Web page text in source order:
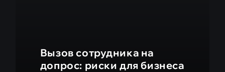
Вызов сотрудника на
допрос: риски для бизнеса